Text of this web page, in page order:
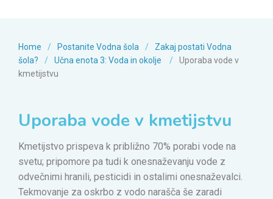
Home / Postanite Vodna šola /
Zakaj postati Vodna
šola?
/ Učna enota 3: Voda in okolje /
Uporaba vode v
kmetijstvu
Uporaba vode v kmetijstvu
Kmetijstvo prispeva k približno 70% porabi vode na
svetu; pripomore pa tudi k onesnaževanju vode z
odvečnimi hranili, pesticidi in ostalimi onesnaževalci.
Tekmovanje za oskrbo z vodo narašča še zaradi